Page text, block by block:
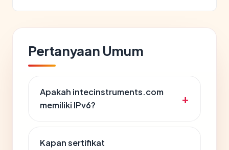
Pertanyaan Umum
Apakah intecinstruments.com
memiliki IPv6?
Kapan sertifikat